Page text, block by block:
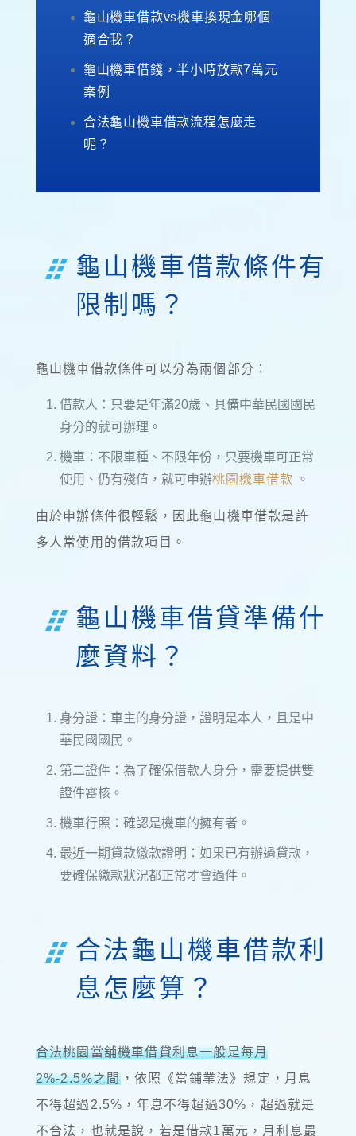
龜山機車借款vs機車換現金哪個
適合我？
龜山機車借錢，半小時放款7萬元
案例
合法龜山機車借款流程怎麼走
呢？
龜山機車借款條件有
限制嗎？
龜山機車借款條件可以分為兩個部分：
借款人：只要是年滿20歲、具備中華民國國民
身分的就可辦理。
機車：不限車種、不限年份，只要機車可正常
使用、仍有殘值，就可申辦桃園機車借款 。
由於申辦條件很輕鬆，因此龜山機車借款是許
多人常使用的借款項目。
龜山機車借貸準備什
麼資料？
身分證：車主的身分證，證明是本人，且是中
華民國國民。
第二證件：為了確保借款人身分，需要提供雙
證件審核。
機車行照：確認是機車的擁有者。
最近一期貸款繳款證明：如果已有辦過貸款，
要確保繳款狀況都正常才會過件。
合法龜山機車借款利
息怎麼算？
合法桃園當舖機車借貸利息一般是每月
2%-2.5%之間，依照《當鋪業法》規定，月息
不得超過2.5%，年息不得超過30%，超過就是
不合法，也就是說，若是借款1萬元，月利息最